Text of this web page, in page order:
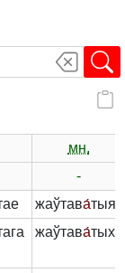
мн.
-
жаўтава́тыя
жаўтава́тых